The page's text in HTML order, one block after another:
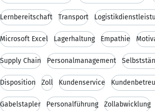
Lernbereitschaft Transport
Microsoft Excel Lagerhaltung Empathie
Supply Chain Personalmanagement
Disposition Zoll Kundenservice
Gabelstapler Personalführung Zollabwicklung